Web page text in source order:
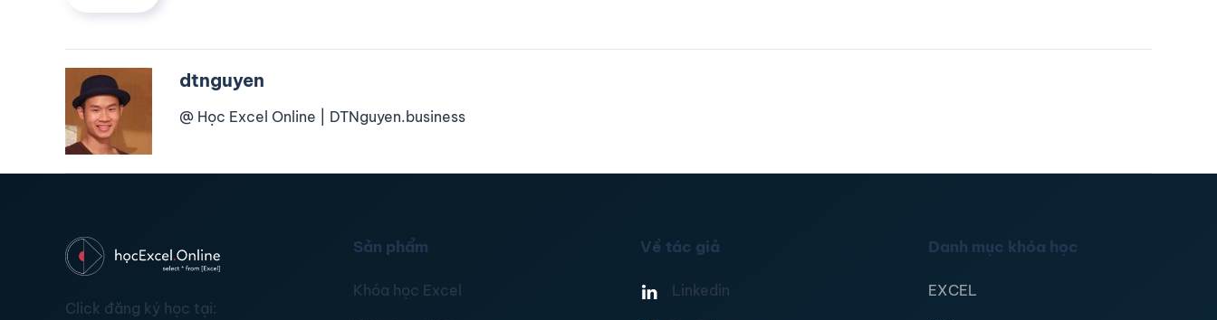
dtnguyen
@ Học Excel Online | DTNguyen.business
Click đăng ký học tại:
Sản phẩm
Khóa học Excel
Về tác giả
Linkedin
Danh mục khóa học
EXCEL